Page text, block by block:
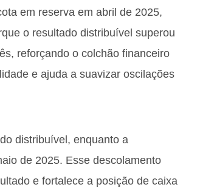
em reserva em abril de 2025,
o resultado distribuível superou
reforçando o colchão financeiro
e ajuda a suavizar oscilações
distribuível, enquanto a
de 2025. Esse descolamento
e fortalece a posição de caixa